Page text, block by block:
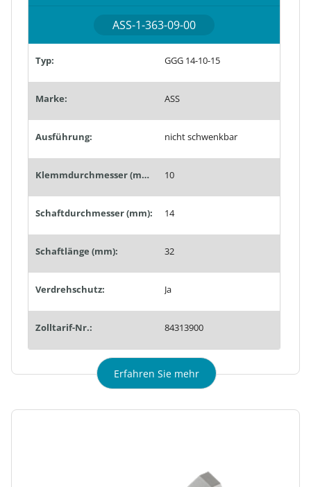
ASS-1-363-09-00
Typ: GGG 14-10-15
Marke: ASS
Ausführung: nicht schwenkbar
Klemmdurchmesser (mm): 10
Schaftdurchmesser (mm): 14
Schaftlänge (mm): 32
Verdrehschutz: Ja
Zolltarif-Nr.: 84313900
Erfahren Sie mehr